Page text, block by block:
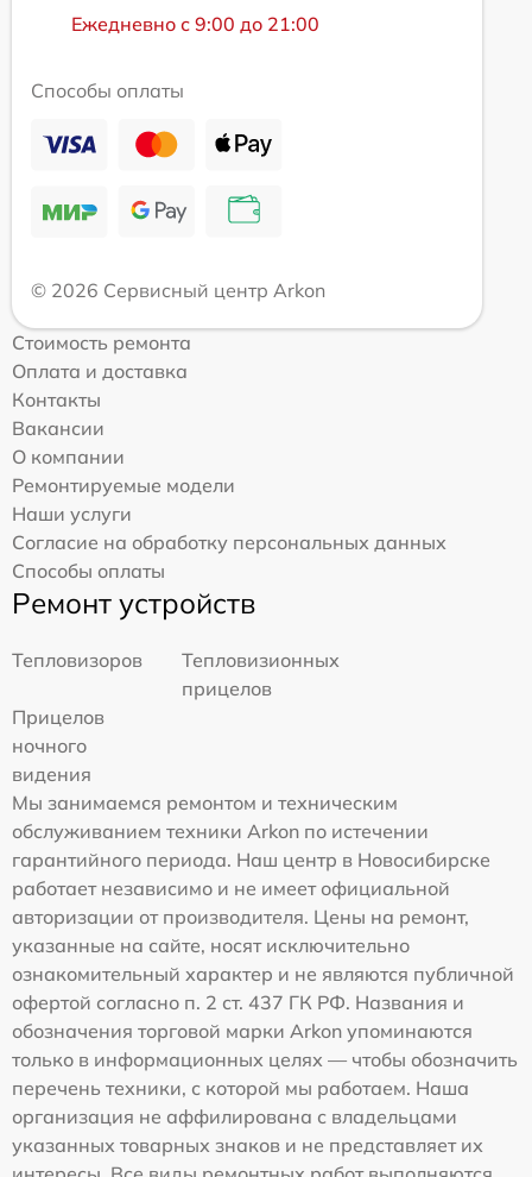
Ежедневно с 9:00 до 21:00
Способы оплаты
© 2026 Сервисный центр Arkon
Стоимость ремонта
Оплата и доставка
Контакты
Вакансии
О компании
Ремонтируемые модели
Наши услуги
Согласие на обработку персональных данных
Способы оплаты
Ремонт устройств
Тепловизоров
Тепловизионных
прицелов
Прицелов
ночного
видения
Мы занимаемся ремонтом и техническим
обслуживанием техники Arkon по истечении
гарантийного периода. Наш центр в Новосибирске
работает независимо и не имеет официальной
авторизации от производителя. Цены на ремонт,
указанные на сайте, носят исключительно
ознакомительный характер и не являются публичной
офертой согласно п. 2 ст. 437 ГК РФ. Названия и
обозначения торговой марки Arkon упоминаются
только в информационных целях — чтобы обозначить
перечень техники, с которой мы работаем. Наша
организация не аффилирована с владельцами
указанных товарных знаков и не представляет их